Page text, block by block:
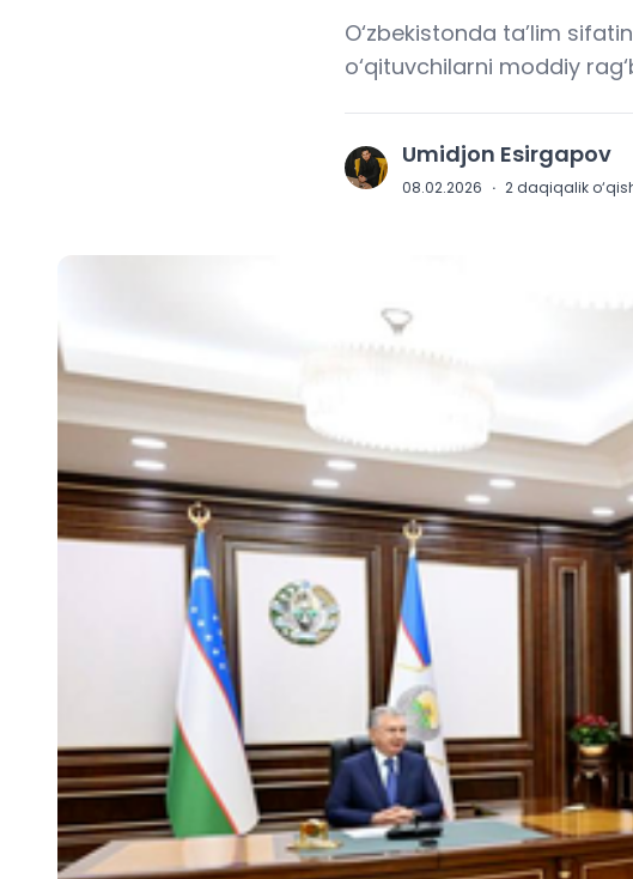
O‘zbekistonda ta’lim
o‘qituvchilarni moddiy
U Umidjon Esirgapov
08.02.2026 · 2 daqiqalik